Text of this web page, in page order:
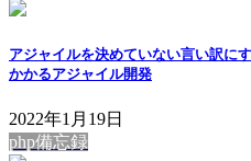
アジャイルを決めていない言い訳に
かかるアジャイル開発
2022年1月19日
php備忘録